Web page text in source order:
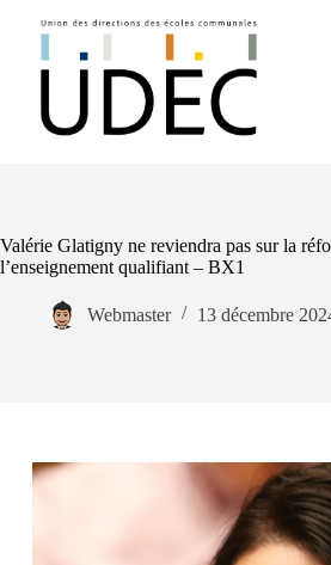
Valérie Glatigny ne reviendra pas sur la
l’enseignement qualifiant – BX1
Webmaster 13 décembre